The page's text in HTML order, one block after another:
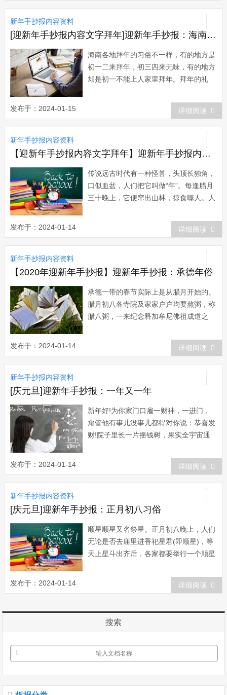
鸡、舞春牛等活动。大年初一的拂晓之...
新年手抄报内容资料
[迎新年手抄报内容文字拜年]迎新年手抄报：海南拜年习俗
海南各地拜年的习俗不一样，有的地方是
初一二来拜年，初三四来无味，有的地方
却是初一不能上人家里拜年。拜年的礼
示“今年将大吉大利”的祝福。初二是出嫁
的女儿带丈夫孩子回娘家拜年，如是新婚
第一年回娘家拜年，则自备鞭炮，进门前
发布于：2024-01-15 详细阅读
新年手抄报内容资料
【迎新年手抄报内容文字拜年】迎新年手抄报内容：拜年的历史渊源
传说远古时代有一种怪兽，头顶长独角，
口似血盆，人们把它叫做“年”。每逢腊月
三十晚上，它便窜出山林，掠食噬人。人
上，躲在家里，直到初一早晨，“年”饱餐
后扬长而去，人们才开门相见，作揖道
喜，互相祝贺。有一年，年又来到...
发布于：2024-01-14 详细阅读
新年手抄报内容资料
【2020年迎新年手抄报】迎新年手抄报：承德年俗
承德一带的春节实际上是从腊月开始的。
腊月初八各寺院及家家户户均要熬粥，称
腊八粥，一来纪念释加牟尼佛祖成道之
始上市年画、爆竹、肉类等。腊月二十三
这一天，家家户户要扫庭院，这一天被称
为“过小年”，一般家家都要摆酒宴，祭灶
发布于：2024-01-14 详细阅读
新年手抄报内容资料
[庆元旦]迎新年手抄报：一年又一年
新年好!为你家门口雇一财神，一进门，
甭管他有事儿没事儿都得对你说：恭喜发
财!院子里长一片摇钱树，果实全宇宙通
你要精神放松，悠闲快乐时常在胸，就像
盆儿里一棵葱，对烦恼无动于衷，苦闷不
在你心中，来年运程一通百通!朋友之情
可要常在心头哟!朋友，祝愿你把新年的
金财银财...
发布于：2024-01-14 详细阅读
新年手抄报内容资料
[庆元旦]迎新年手抄报：正月初八习俗
顺星顺星又名祭星。正月初八晚上，人们
无论是否去庙里进香祀星君(即顺星)，等
天上星斗出齐后，各家都要举行一个顺星
门槛、锅台等处各放一盏“金灯”(黄灯花)
并点燃，叫“散灯花儿”，有避除不祥之
发布于：2024-01-14 详细阅读
搜索